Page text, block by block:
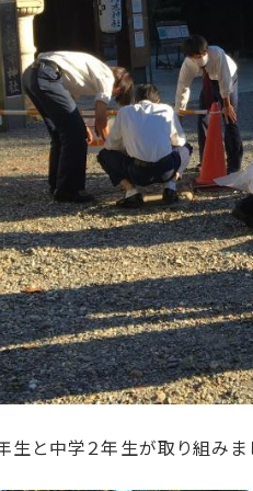
生と中学２年生が取り組みま